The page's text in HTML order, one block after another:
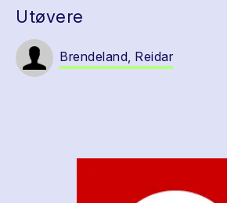
Utøvere
Brendeland, Reidar